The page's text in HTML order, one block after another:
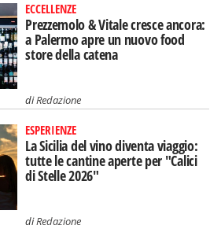
ECCELLENZE
Prezzemolo & Vitale cresce ancora:
a Palermo apre un nuovo food
store della catena
diRedazione
ESPERIENZE
La Sicilia del vino diventa viaggio:
tutte le cantine aperte per "Calici
di Stelle 2026"
diRedazione